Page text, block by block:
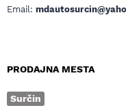
Email:
PRODAJNA MESTA
Surčin